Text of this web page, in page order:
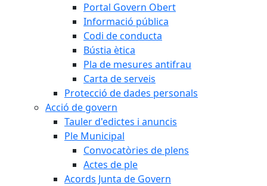
Portal Govern Obert
Informació pública
Codi de conducta
Bústia ètica
Pla de mesures antifrau
Carta de serveis
Protecció de dades personals
Acció de govern
Tauler d'edictes i anuncis
Ple Municipal
Convocatòries de plens
Actes de ple
Acords Junta de Govern